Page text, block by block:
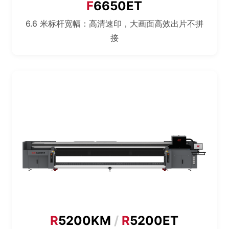
F6650ET
6.6 米标杆宽幅：高清速印，大画面高效出片不拼
接
R5200KM / R5200ET